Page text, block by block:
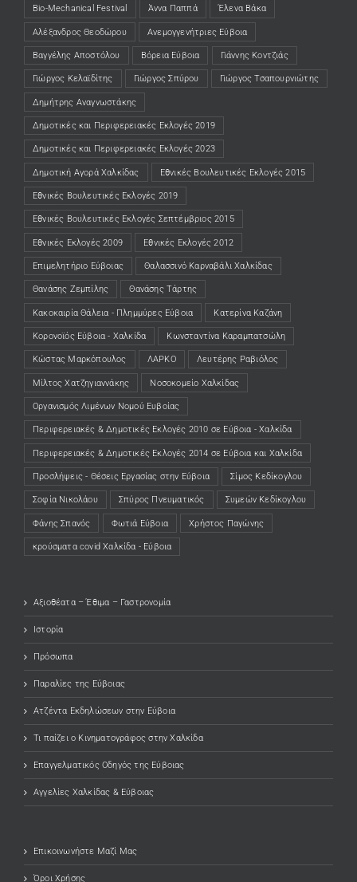
Bio-Mechanical Festival Άννα Παππά Έλενα Βάκα
Αλέξανδρος Θεοδώρου Ανεμογγενήτριες Εύβοια
Βαγγέλης Αποστόλου Βόρεια Εύβοια Γιάννης Κοντζιάς
Γιώργος Κελαϊδίτης Γιώργος Σπύρου Γιώργος Τσαπουρνιώτης
Δημήτρης Αναγνωστάκης
Δημοτικές και Περιφερειακές Εκλογές 2019
Δημοτικές και Περιφερειακές Εκλογές 2023
Δημοτική Αγορά Χαλκίδας Εθνικές Βουλευτικές Εκλογές 2015
Εθνικές Βουλευτικές Εκλογές 2019
Εθνικές Βουλευτικές Εκλογές Σεπτέμβριος 2015
Εθνικές Εκλογές 2009 Εθνικές Εκλογές 2012
Επιμελητήριο Εύβοιας Θαλασσινό Καρναβάλι Χαλκίδας
Θανάσης Ζεμπίλης Θανάσης Τάρτης
Κακοκαιρία Θάλεια - Πλημμύρες Εύβοια Κατερίνα Καζάνη
Κορονοϊός Εύβοια - Χαλκίδα Κωνσταντίνα Καραμπατσώλη
Κώστας Μαρκόπουλος ΛΑΡΚΟ Λευτέρης Ραβιόλος
Μίλτος Χατζηγιαννάκης Νοσοκομείο Χαλκίδας
Οργανισμός Λιμένων Νομού Ευβοίας
Περιφερειακές & Δημοτικές Εκλογές 2010 σε Εύβοια - Χαλκίδα
Περιφερειακές & Δημοτικές Εκλογές 2014 σε Εύβοια και Χαλκίδα
Προσλήψεις - Θέσεις Εργασίας στην Εύβοια Σίμος Κεδίκογλου
Σοφία Νικολάου Σπύρος Πνευματικός Συμεών Κεδίκογλου
Φάνης Σπανός Φωτιά Εύβοια Χρήστος Παγώνης
κρούσματα covid Χαλκίδα - Εύβοια
Αξιοθέατα – Έθιμα – Γαστρονομία
Ιστορία
Πρόσωπα
Παραλίες της Εύβοιας
Ατζέντα Εκδηλώσεων στην Εύβοια
Τι παίζει ο Κινηματογράφος στην Χαλκίδα
Επαγγελματικός Οδηγός της Εύβοιας
Αγγελίες Χαλκίδας & Εύβοιας
Επικοινωνήστε Μαζί Μας
Όροι Χρήσης